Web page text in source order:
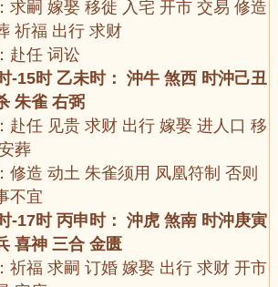
：求嗣 嫁娶 移徙 入宅 开市 交易 修造
祈福 出行 求财
：赴任 词讼
-15时 乙未时： 沖牛 煞西 时沖己丑
朱雀 右弼
：赴任 见贵 求财 出行 嫁娶 进人口 移
葬
：修造 动土 朱雀须用 凤凰符制 否则
不宜
-17时 丙申时： 沖虎 煞南 时沖庚寅
喜神 三合 金匮
：祈福 求嗣 订婚 嫁娶 出行 求财 开市